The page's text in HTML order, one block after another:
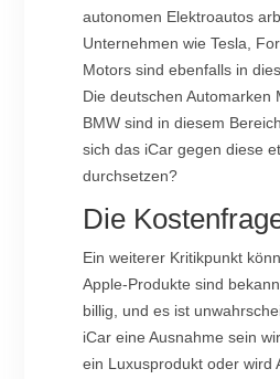
autonomen Elektroautos
Unternehmen wie Tesla,
Motors sind ebenfalls in
Die deutschen Automarken
BMW sind in diesem
sich das iCar gegen diese
durchsetzen?
Die
Ein weiterer Kritikpunkt
Apple-Produkte sind
billig, und es ist
iCar eine Ausnahme sein
ein Luxusprodukt oder wird